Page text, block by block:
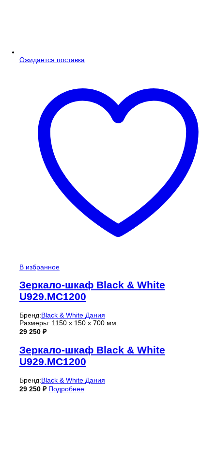
Ожидается поставка
В избранное
Зеркало-шкаф Black & White
U929.MC1200
Бренд:Black & White Дания
Размеры: 1150 х 150 х 700 мм.
29 250 ₽
Зеркало-шкаф Black & White
U929.MC1200
Бренд:Black & White Дания
29 250 ₽ Подробнее